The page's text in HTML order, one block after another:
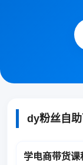
dy粉丝自
学电商带货